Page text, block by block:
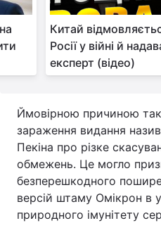
Тема оформлення
Китай
Росії у війні й
експерт (відео)
Ймовірною причиною
зараження видання
Пекіна про різке
обмежень. Це могло
безперешкодного
версій штаму Омікрон в
природного імунітету